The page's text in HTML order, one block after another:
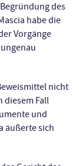
des
habe die
Vorgänge
nicht
diesem Fall
und
äußerte sich